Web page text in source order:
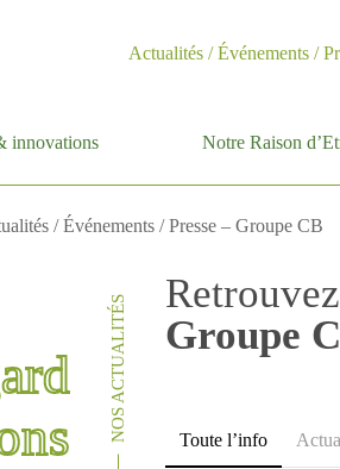
Actualités / Événements /
innovations Notre Raison
/ Événements / Presse – Groupe CB
NOS ACTUALITÉS
Groupe
Toute l’info